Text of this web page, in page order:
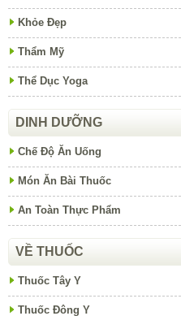
Khỏe Đẹp
Thẩm Mỹ
Thể Dục Yoga
DINH DƯỠNG
Chế Độ Ăn Uống
Món Ăn Bài Thuốc
An Toàn Thực Phẩm
VỀ THUỐC
Thuốc Tây Y
Thuốc Đông Y